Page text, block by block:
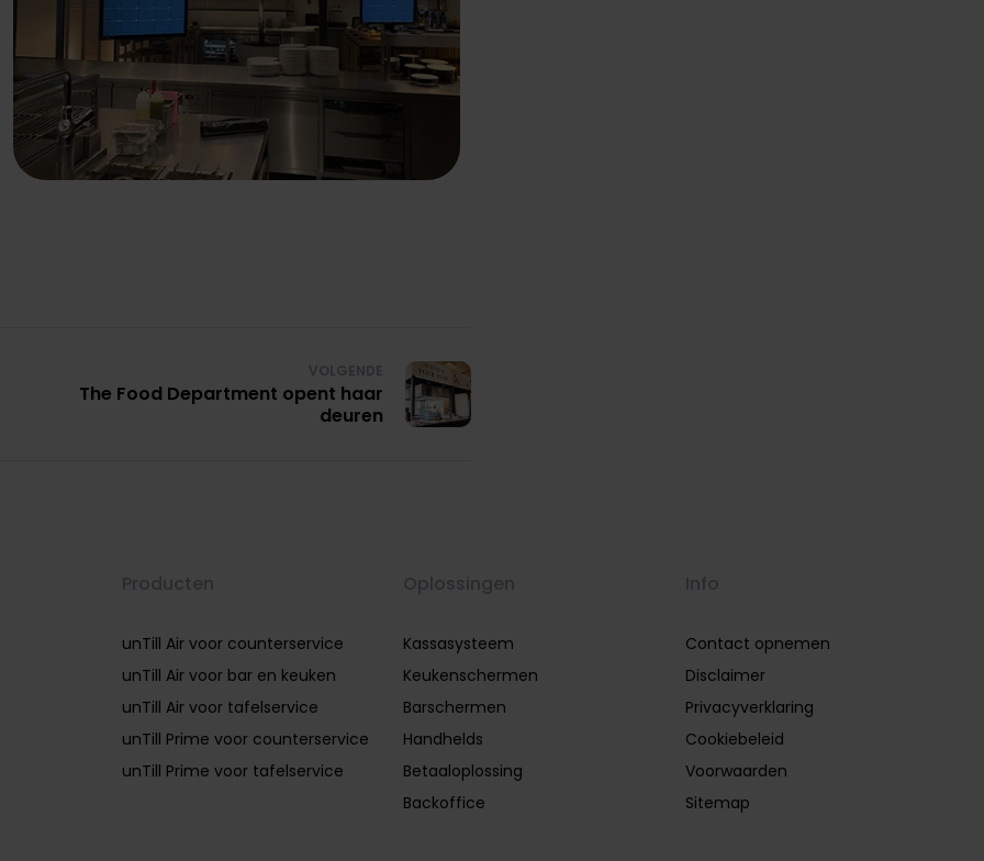
The Food Department opent haar
deuren
unTill Air voor counterservice
unTill Air voor bar en keuken
unTill Air voor tafelservice
unTill Prime voor counterservice
unTill Prime voor tafelservice
Kassasysteem
Keukenschermen
Barschermen
Handhelds
Betaaloplossing
Backoffice
Contact opnemen
Disclaimer
Privacyverklaring
Cookiebeleid
Voorwaarden
Sitemap